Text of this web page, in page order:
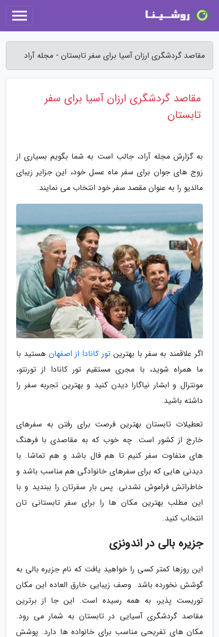
مقاصد گردشگری ارزان آسیا برای سفر تابستان - مجله آراد
مقاصد گردشگری ارزان آسیا برای سفر
تابستان
به گزارش مجله آراد، جالب است به شما بگویم بسیاری از
زوج های جوان برای سفر ماه عسل خود، این جزایر زیبای
مالدیو را به عنوان مقصد سفر خود انتخاب می نمایند.
اگر علاقمند به سفر با بهترین تور کانادا از اصفهان هستید با
ما همراه شوید، با مجری مستقیم تور کانادا از تورنتو،
مونترال و ابشار نیاگارا دیدن کنید و بهترین تجربه سفر را
داشته باشید.
تعطیلات تابستان بهترین فرصت برای رفتن به سفرهای
خارج از کشور است. چه خوب که به مقاصدی با فرهنگ
های متفاوت سفر کنیم تا هم فال باشد و هم تماشا. با
دیدنی هایی که برای سفرهای خانوادگی هم مناسب باشد و
خاطراتش فراموش نشدنی. پس بار سفرتان را ببندید و با
این مطلب بهترین مکان ها را برای سفر تابستانی تان
انتخاب کنید.
جزیره بالی در اندونزی
این روزها کمتر کسی را خواهید یافت که نام جزیره بالی به
گوشش نخورده باشد. وصف زیبایی خارق العاده این مکان
توریست پذیر، به همه رسیده است. این جا از برترین
مقاصد گردشگری آسیایی در تابستان به شمار می رود.
مکان های تفریحی مناسب برای خانواده ها دارد. پوشش